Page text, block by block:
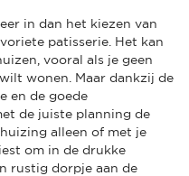
in dan het kiezen van
patisserie. Het kan
vooral als je geen
wonen. Maar dankzij de
en de goede
de juiste planning de
alleen of met je
om in de drukke
rustig dorpje aan de